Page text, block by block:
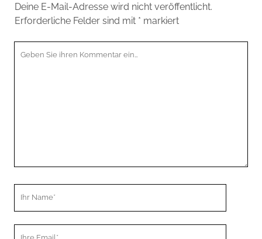
Deine E-Mail-Adresse wird nicht veröffentlicht.
Erforderliche Felder sind mit * markiert